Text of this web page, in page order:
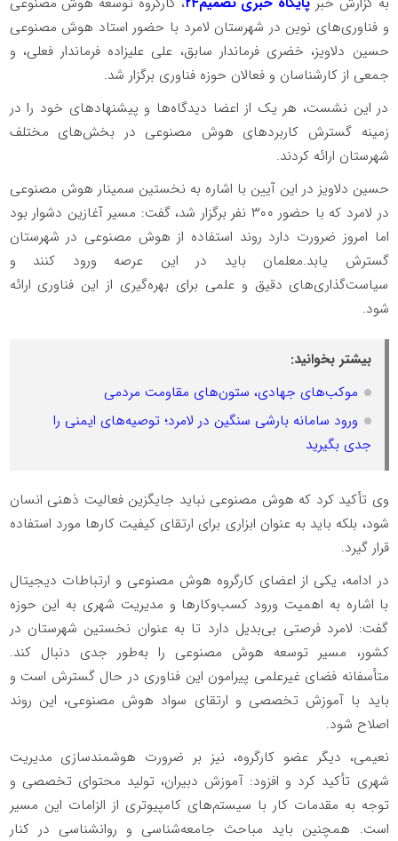
و فناوری‌های نوین در شهرستان لامرد با حضور استاد هوش مصنوعی
حسین دلاویز، خضری فرماندار سابق، علی علیزاده فرماندار فعلی، و
جمعی از کارشناسان و فعالان حوزه فناوری برگزار شد.
در این نشست، هر یک از اعضا دیدگاه‌ها و پیشنهادهای خود را در
زمینه گسترش کاربردهای هوش مصنوعی در بخش‌های مختلف
شهرستان ارائه کردند.
حسین دلاویز در این آیین با اشاره به نخستین سمینار هوش مصنوعی
در لامرد که با حضور ۳۰۰ نفر برگزار شد، گفت: مسیر آغازین دشوار بود
اما امروز ضرورت دارد روند استفاده از هوش مصنوعی در شهرستان
گسترش یابد.معلمان باید در این عرصه ورود کنند و
سیاست‌گذاری‌های دقیق و علمی برای بهره‌گیری از این فناوری ارائه
شود.
بیشتر بخوانید:
موکب‌های جهادی، ستون‌های مقاومت مردمی
ورود سامانه بارشی سنگین در لامرد؛ توصیه‌های ایمنی را
جدی بگیرید
وی تأکید کرد که هوش مصنوعی نباید جایگزین فعالیت ذهنی انسان
شود، بلکه باید به عنوان ابزاری برای ارتقای کیفیت کارها مورد استفاده
قرار گیرد.
در ادامه، یکی از اعضای کارگروه هوش مصنوعی و ارتباطات دیجیتال
با اشاره به اهمیت ورود کسب‌وکارها و مدیریت شهری به این حوزه
گفت: لامرد فرصتی بی‌بدیل دارد تا به عنوان نخستین شهرستان در
کشور، مسیر توسعه هوش مصنوعی را به‌طور جدی دنبال کند.
متأسفانه فضای غیرعلمی پیرامون این فناوری در حال گسترش است و
باید با آموزش تخصصی و ارتقای سواد هوش مصنوعی، این روند
اصلاح شود.
نعیمی، دیگر عضو کارگروه، نیز بر ضرورت هوشمندسازی مدیریت
شهری تأکید کرد و افزود: آموزش دبیران، تولید محتوای تخصصی و
توجه به مقدمات کار با سیستم‌های کامپیوتری از الزامات این مسیر
است. همچنین باید مباحث جامعه‌شناسی و روانشناسی در کنار